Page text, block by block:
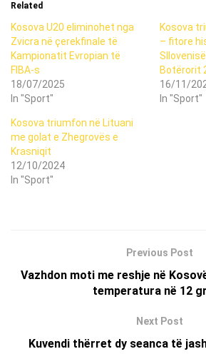
Related
Kosova U20 eliminohet nga
Zvicra në çerekfinale të
Kampionatit Evropian të
FIBA-s
18/07/2025
In "Sport"
Kosova
– fitore
Botërorit
16/11/
In "Sport"
Kosova triumfon në Lituani
me golat e Zhegrovës e
Krasniqit
12/10/2024
In "Sport"
Previous Post
Vazhdon moti me reshje në
temperatura në 12
Next Post
Kuvendi thërret dy seanca të